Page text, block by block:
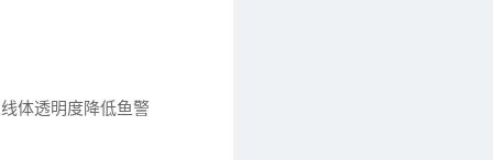
体透明度降低鱼警